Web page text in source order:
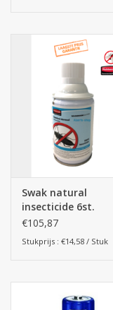
Swak natural
insecticide 6st.
€105,87
Stukprijs : €14,58 / Stuk